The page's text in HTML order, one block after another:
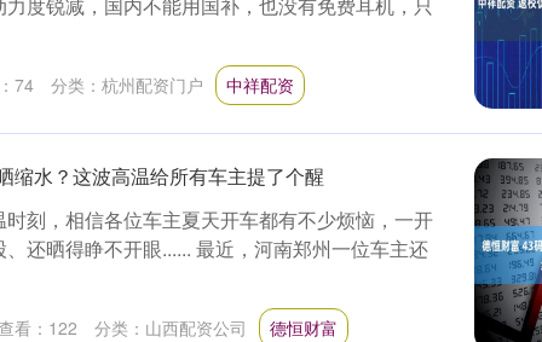
74 分类： 杭州配资门户 中祥配资
缩水？这波高温给所有车主提了个醒
刻，相信各位车主夏天开车都有不少烦恼，一开
还晒得睁不开眼...... 最近，河南郑州一位车主还
看： 122 分类： 山西配资公司 德恒财富